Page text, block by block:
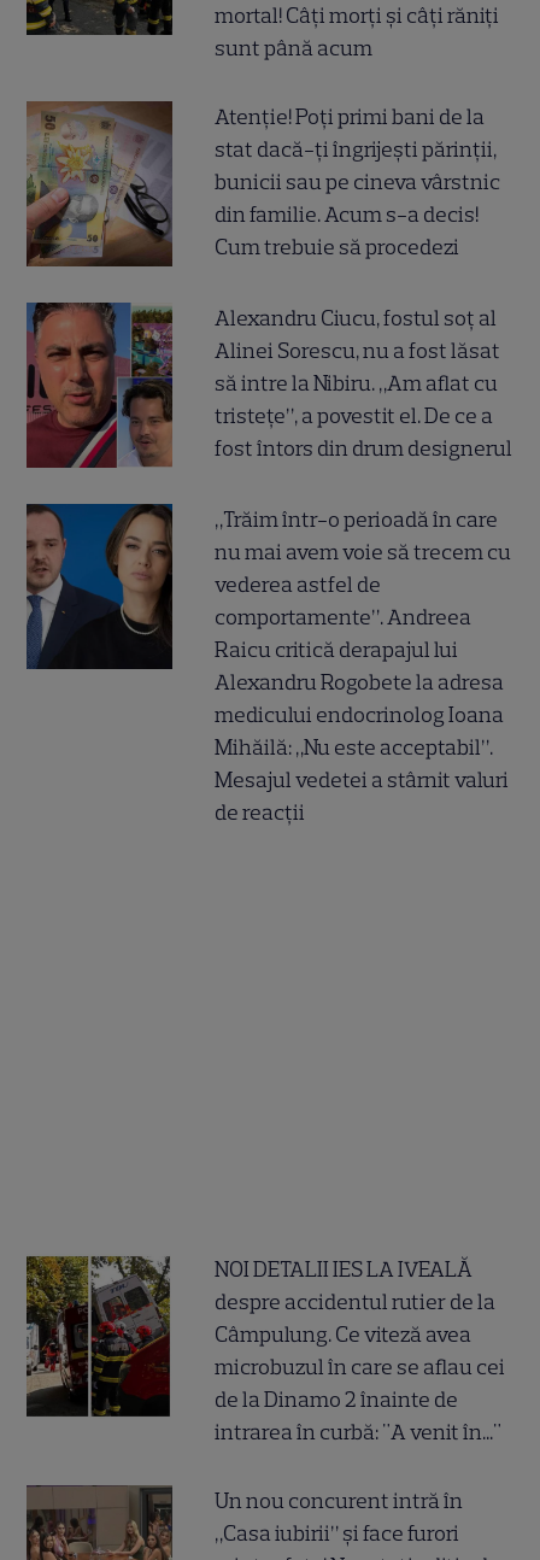
mortal! Câți morți și câți răniți
sunt până acum
Atenție! Poți primi bani de la
stat dacă-ți îngrijești părinții,
bunicii sau pe cineva vârstnic
din familie. Acum s-a decis!
Cum trebuie să procedezi
Alexandru Ciucu, fostul soț al
Alinei Sorescu, nu a fost lăsat
să intre la Nibiru. „Am aflat cu
tristețe”, a povestit el. De ce a
fost întors din drum designerul
„Trăim într-o perioadă în care
nu mai avem voie să trecem cu
vederea astfel de
comportamente”. Andreea
Raicu critică derapajul lui
Alexandru Rogobete la adresa
medicului endocrinolog Ioana
Mihăilă: „Nu este acceptabil”.
Mesajul vedetei a stârnit valuri
de reacții
NOI DETALII IES LA IVEALĂ
despre accidentul rutier de la
Câmpulung. Ce viteză avea
microbuzul în care se aflau cei
de la Dinamo 2 înainte de
intrarea în curbă: "A venit în..."
Un nou concurent intră în
„Casa iubirii” și face furori